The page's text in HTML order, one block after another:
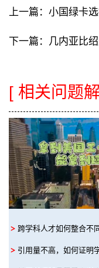
上一篇： 小国绿卡
下一篇： 几内亚比
[ 相关问题
跨学科人才如何整合不
引用量不高，如何证明